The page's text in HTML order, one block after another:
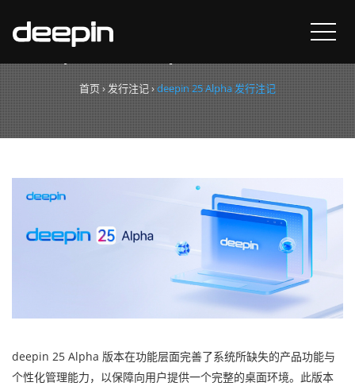
deepin 25 Alpha 发行注记
首页 ›发行注记›deepin 25 Alpha 发行注记
deepin 25 Alpha 版本在功能层面完善了系统所缺失的产品功能与
个性化管理能力，以保障向用户提供一个完整的桌面环境。此版本